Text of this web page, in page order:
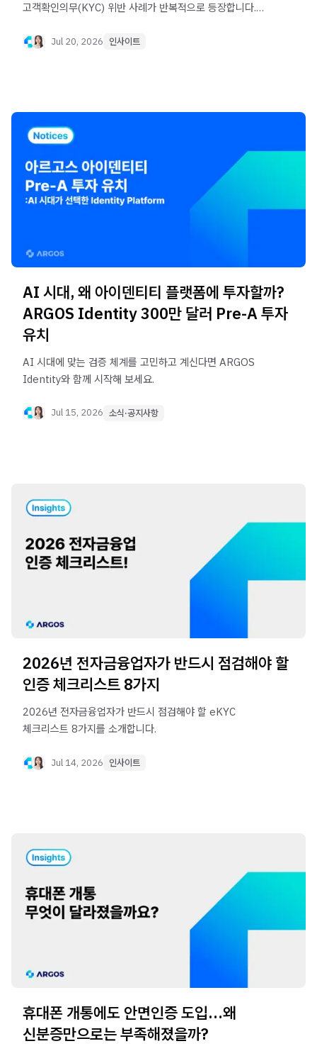
고객확인의무(KYC) 위반 사례가 반복적으로 등장합니다.
통해 기업들이 놓치고 있는 고객확인의무의 공통점을
Jul 20, 2026 인사이트
AI 시대, 왜 아이덴티티 플랫폼에 투자할까?
ARGOS Identity 300만 달러 Pre-A 투자
유치
AI 시대에 맞는 검증 체계를 고민하고 계신다면 ARGOS
Identity와 함께 시작해 보세요.
Jul 15, 2026 소식·공지사항
2026년 전자금융업자가 반드시 점검해야 할
인증 체크리스트 8가지
2026년 전자금융업자가 반드시 점검해야 할 eKYC
체크리스트 8가지를 소개합니다.
Jul 14, 2026 인사이트
휴대폰 개통에도 안면인증 도입…왜
신분증만으로는 부족해졌을까?